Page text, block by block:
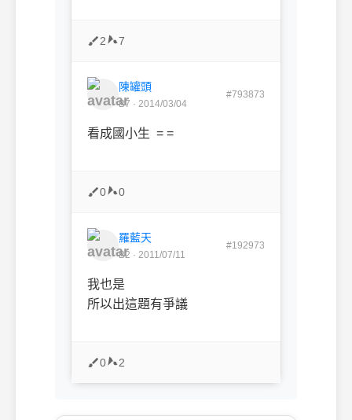
2 7
陳罐頭
B7 · 2014/03/04
#793873
看成國小生 = =
0 0
羅藍天
B2 · 2011/07/11
#192973
我也是
所以出這題有爭議
0 2